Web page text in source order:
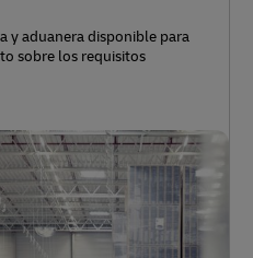
y aduanera disponible para
sobre los requisitos